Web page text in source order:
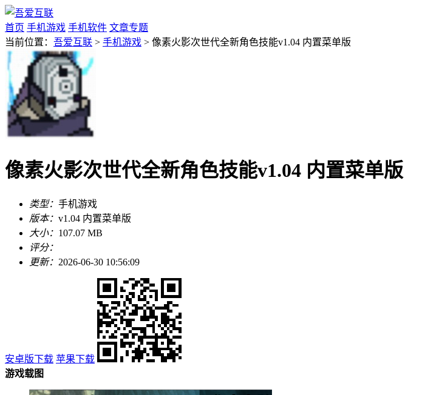
首页 手机游戏 手机软件 文章专题
当前位置： 吾爱互联 > 手机游戏 > 像素火影次世代全新角色技能v1.04 内置菜单版
像素火影次世代全新角色技能v1.04 内置菜单版
类型： 手机游戏
版本： v1.04 内置菜单版
大小： 107.07 MB
评分：
更新： 2026-06-30 10:56:09
安卓版下载 苹果下载
游戏载图